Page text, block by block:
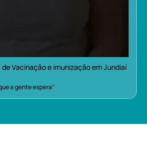
Vacinação e imunização em Jundiaí
a gente espera”